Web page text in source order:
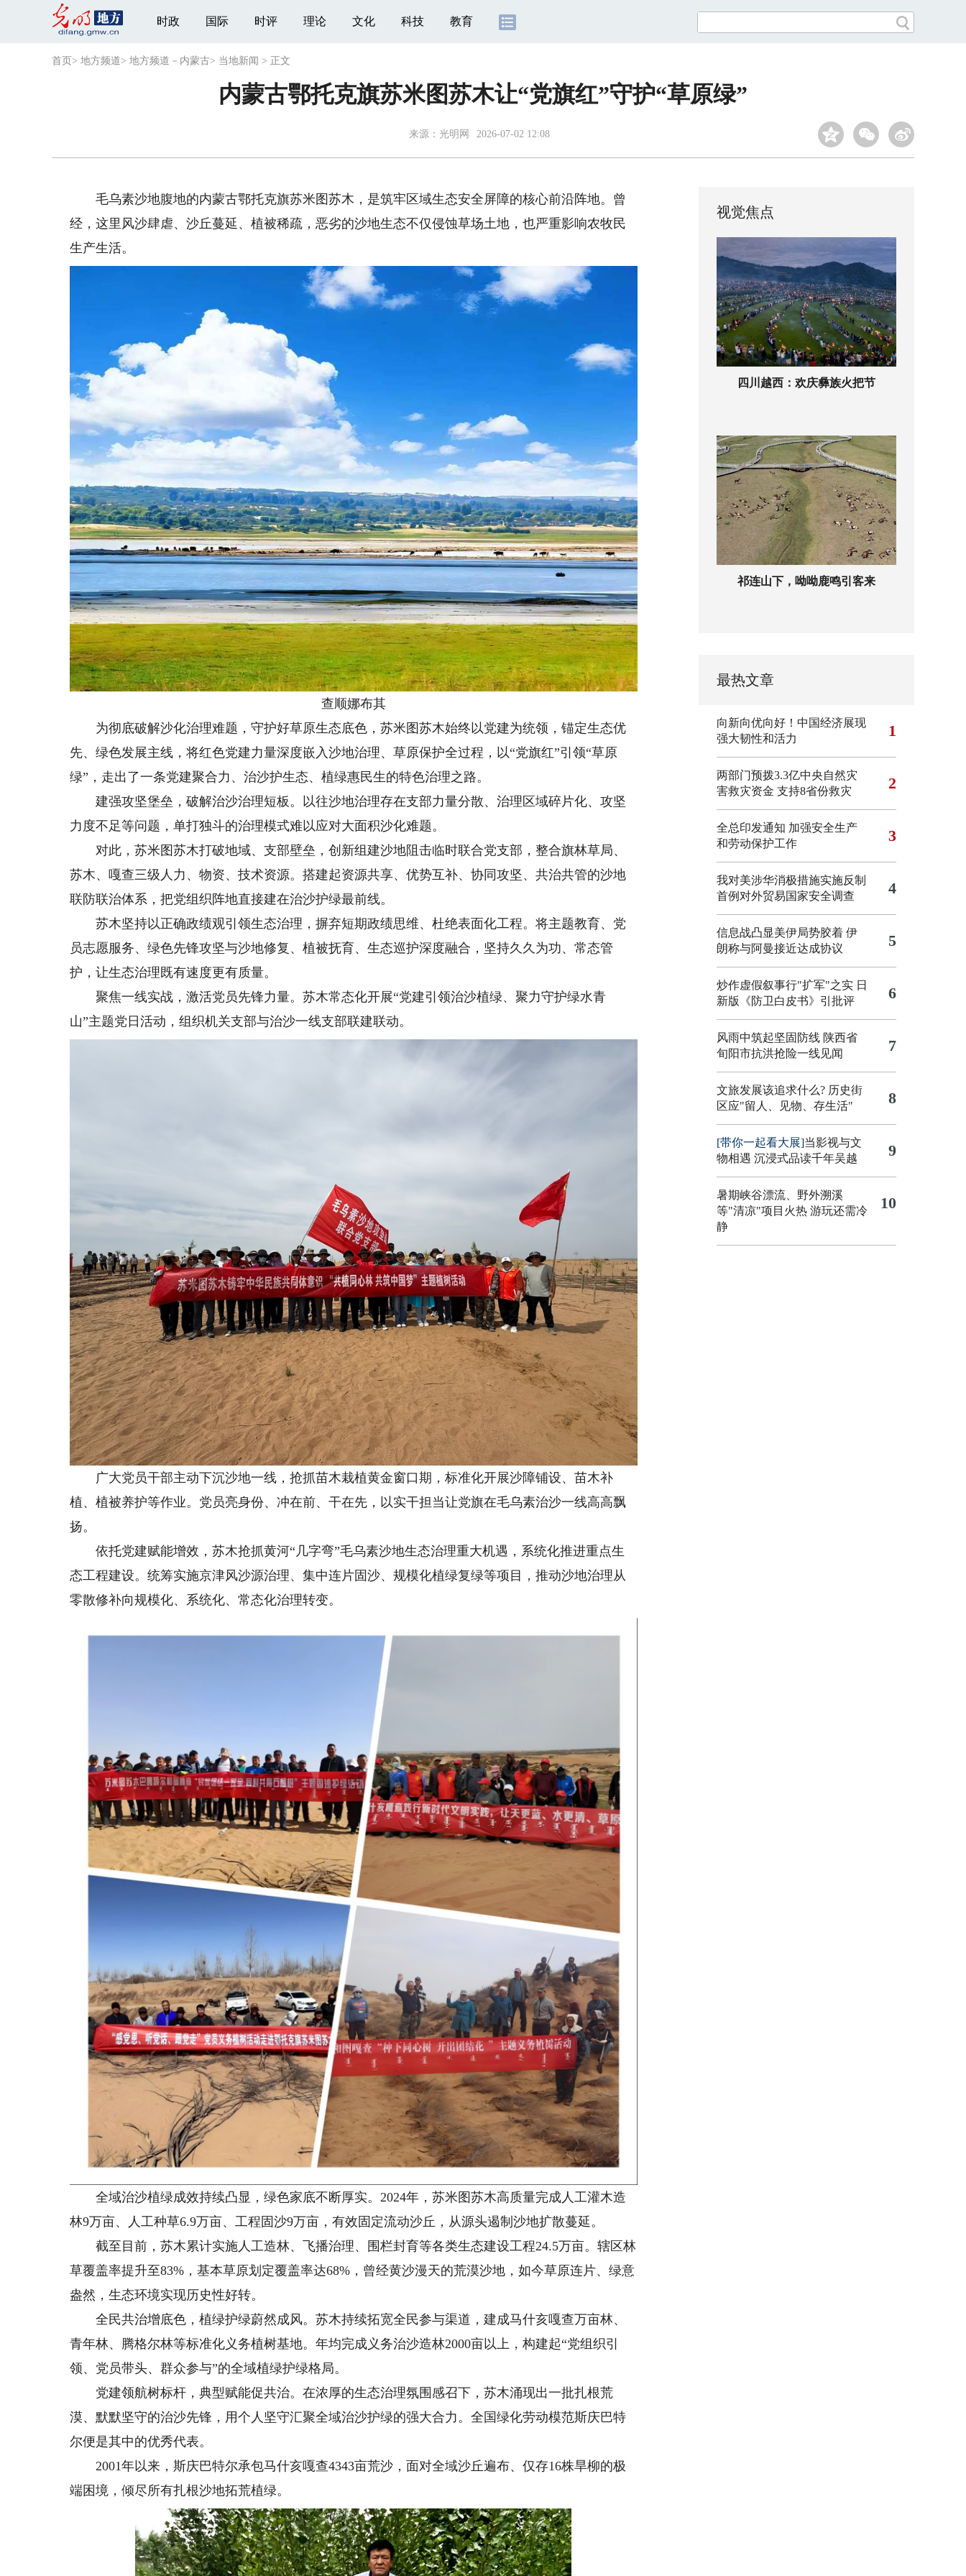
时政 国际 时评 理论 文化 科技 教育
首页 > 地方频道> 地方频道－内蒙古> 当地新闻 > 正文
内蒙古鄂托克旗苏米图苏木让“党旗红”守护“草原绿”
来源： 光明网 2026-07-02 12:08
毛乌素沙地腹地的内蒙古鄂托克旗苏米图苏木，是筑牢区域生态安全屏障的核心前沿阵地。曾
经，这里风沙肆虐、沙丘蔓延、植被稀疏，恶劣的沙地生态不仅侵蚀草场土地，也严重影响农牧民
生产生活。
查顺娜布其
为彻底破解沙化治理难题，守护好草原生态底色，苏米图苏木始终以党建为统领，锚定生态优
先、绿色发展主线，将红色党建力量深度嵌入沙地治理、草原保护全过程，以“党旗红”引领“草原
绿”，走出了一条党建聚合力、治沙护生态、植绿惠民生的特色治理之路。
建强攻坚堡垒，破解治沙治理短板。以往沙地治理存在支部力量分散、治理区域碎片化、攻坚
力度不足等问题，单打独斗的治理模式难以应对大面积沙化难题。
对此，苏米图苏木打破地域、支部壁垒，创新组建沙地阻击临时联合党支部，整合旗林草局、
苏木、嘎查三级人力、物资、技术资源。搭建起资源共享、优势互补、协同攻坚、共治共管的沙地
联防联治体系，把党组织阵地直接建在治沙护绿最前线。
苏木坚持以正确政绩观引领生态治理，摒弃短期政绩思维、杜绝表面化工程。将主题教育、党
员志愿服务、绿色先锋攻坚与沙地修复、植被抚育、生态巡护深度融合，坚持久久为功、常态管
护，让生态治理既有速度更有质量。
聚焦一线实战，激活党员先锋力量。苏木常态化开展“党建引领治沙植绿、聚力守护绿水青
山”主题党日活动，组织机关支部与治沙一线支部联建联动。
广大党员干部主动下沉沙地一线，抢抓苗木栽植黄金窗口期，标准化开展沙障铺设、苗木补
植、植被养护等作业。党员亮身份、冲在前、干在先，以实干担当让党旗在毛乌素治沙一线高高飘
扬。
依托党建赋能增效，苏木抢抓黄河“几字弯”毛乌素沙地生态治理重大机遇，系统化推进重点生
态工程建设。统筹实施京津风沙源治理、集中连片固沙、规模化植绿复绿等项目，推动沙地治理从
零散修补向规模化、系统化、常态化治理转变。
全域治沙植绿成效持续凸显，绿色家底不断厚实。2024年，苏米图苏木高质量完成人工灌木造
林9万亩、人工种草6.9万亩、工程固沙9万亩，有效固定流动沙丘，从源头遏制沙地扩散蔓延。
截至目前，苏木累计实施人工造林、飞播治理、围栏封育等各类生态建设工程24.5万亩。辖区林
草覆盖率提升至83%，基本草原划定覆盖率达68%，曾经黄沙漫天的荒漠沙地，如今草原连片、绿意
盎然，生态环境实现历史性好转。
全民共治增底色，植绿护绿蔚然成风。苏木持续拓宽全民参与渠道，建成马什亥嘎查万亩林、
青年林、腾格尔林等标准化义务植树基地。年均完成义务治沙造林2000亩以上，构建起“党组织引
领、党员带头、群众参与”的全域植绿护绿格局。
党建领航树标杆，典型赋能促共治。在浓厚的生态治理氛围感召下，苏木涌现出一批扎根荒
漠、默默坚守的治沙先锋，用个人坚守汇聚全域治沙护绿的强大合力。全国绿化劳动模范斯庆巴特
尔便是其中的优秀代表。
2001年以来，斯庆巴特尔承包马什亥嘎查4343亩荒沙，面对全域沙丘遍布、仅存16株旱柳的极
端困境，倾尽所有扎根沙地拓荒植绿。
视觉焦点
四川越西：欢庆彝族火把节
祁连山下，呦呦鹿鸣引客来
最热文章
向新向优向好！中国经济展现
强大韧性和活力
1
两部门预拨3.3亿中央自然灾
害救灾资金 支持8省份救灾
2
全总印发通知 加强安全生产
和劳动保护工作
3
我对美涉华消极措施实施反制
首例对外贸易国家安全调查
4
信息战凸显美伊局势胶着 伊
朗称与阿曼接近达成协议
5
炒作虚假叙事行"扩军"之实 日
新版《防卫白皮书》引批评
6
风雨中筑起坚固防线 陕西省
旬阳市抗洪抢险一线见闻
7
文旅发展该追求什么? 历史街
区应"留人、见物、存生活"
8
[带你一起看大展]当影视与文
物相遇 沉浸式品读千年吴越
9
暑期峡谷漂流、野外溯溪
等"清凉"项目火热 游玩还需冷
静
10